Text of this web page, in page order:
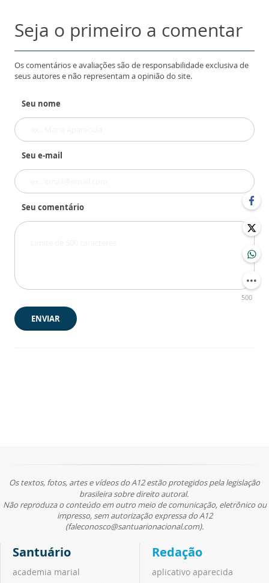
Seja o primeiro a comentar
Os comentários e avaliações são de responsabilidade exclusiva de
seus autores e não representam a opinião do site.
Seu nome
Seu e-mail
Seu comentário
500
ENVIAR
Os textos, fotos, artes e vídeos do A12 estão protegidos pela legislação
brasileira sobre direito autoral.
Não reproduza o conteúdo em outro meio de comunicação, eletrônico ou
impresso, sem autorização expressa do A12
(faleconosco@santuarionacional.com).
Santuário
academia marial
Redação
aplicativo aparecida